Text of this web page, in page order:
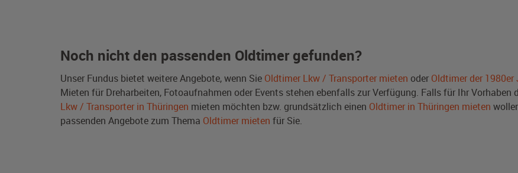
Noch nicht den passenden Oldtimer gefunden?
Unser Fundus bietet weitere Angebote, wenn Sie Oldtimer Lkw / Transporter mieten oder Oldtimer der 1980er
Mieten für Dreharbeiten, Fotoaufnahmen oder Events stehen ebenfalls zur Verfügung. Falls für Ihr
Lkw / Transporter in Thüringen mieten möchten bzw. grundsätzlich einen Oldtimer in Thüringen mieten
passenden Angebote zum Thema Oldtimer mieten für Sie.